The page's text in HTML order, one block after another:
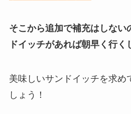
そこから追加で補充はしない
ドイッチがあれば朝早く行く
美味しいサンドイッチを求め
しょう！